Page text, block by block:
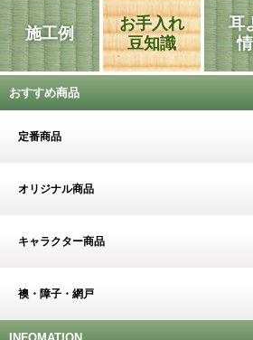
施工例
お手入れ
豆知識
耳
おすすめ商品
定番商品
オリジナル商品
キャラクター商品
襖・障子・網戸